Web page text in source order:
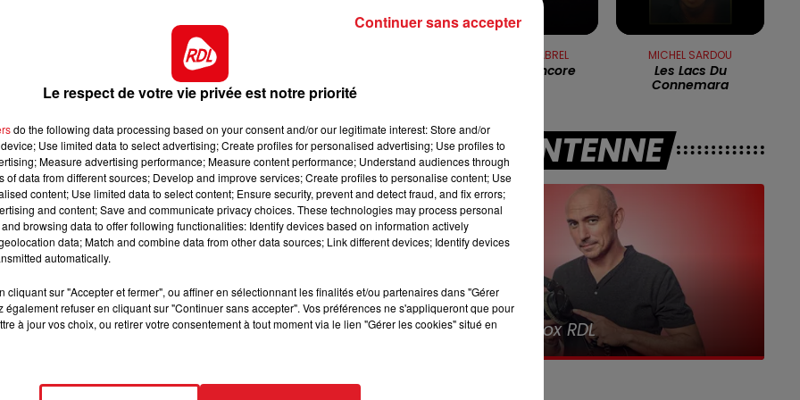
12h00 - 13h00
RDL & VOUS
13h00 - 16h00
LES APRÈS-MIDI QUI CHANTENT
être battue dans ce quinté visé par son entourage.
incursions sur ce parcours se sont soldés par 2
avec de grandes ambitions.
il court sans ses fers, c'est une base pour les places.
de contrôler la course d'un bout à l'autre du parcours.
au podium.
comporter à Laval (5é) en rendant la distance. Sur sa
peut lui revenir.
néanmoins un lot dans une épreuve de ce genre, s'il
sage.
sur sa candidature... A part s'il trotte jusqu'au bout.
FRANCIS CABREL
Encore & Encore
MICHEL SARDOU
Les Lacs Du
Connemara
A L'ANTENNE
qui chantent
16h00 - 19h00
Le Jukebox RDL
7h00 - 10h00
Debout c'est l'heure
Le respect de votre vie privée est notre priorité
do the following data processing based on your consent and/or our legitimate interest: Store and/or
Use limited data to select advertising; Create profiles for personalised advertising; Use profiles to
Measure advertising performance; Measure content performance; Understand audiences through
of data from different sources; Develop and improve services; Create profiles to personalise content; Use
content; Use limited data to select content; Ensure security, prevent and detect fraud, and fix errors;
and content; Save and communicate privacy choices. These technologies may process personal
browsing data to offer following functionalities: Identify devices based on information actively
data; Match and combine data from other data sources; Link different devices; Identify devices
automatically.
cliquant sur "Accepter et fermer", ou affiner en sélectionnant les finalités et/ou partenaires dans "Gérer
également refuser en cliquant sur "Continuer sans accepter". Vos préférences ne s'appliqueront que pour
à jour vos choix, ou retirer votre consentement à tout moment via le lien "Gérer les cookies" situé en
Continuer sans accepter